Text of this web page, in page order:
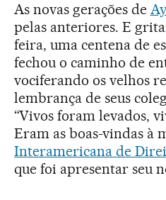
As novas gerações de
pelas anteriores. E
feira, uma centena de
fechou o caminho de
vociferando os velhos
lembrança de seus
“Vivos foram levados,
Eram as boas-vindas à
Interamericana de
que foi apresentar seu